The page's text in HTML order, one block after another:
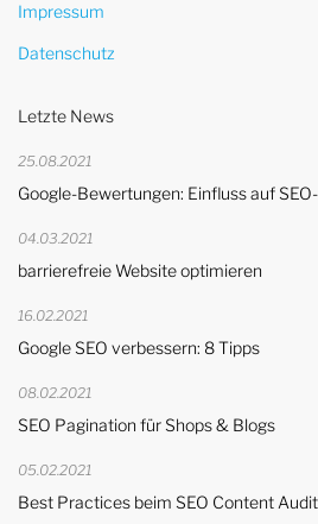
Impressum
Datenschutz
Letzte News
25.08.2021
Google-Bewertungen: Einfluss auf
04.03.2021
barrierefreie Website optimieren
16.02.2021
Google SEO verbessern: 8 Tipps
08.02.2021
SEO Pagination für Shops & Blogs
05.02.2021
Best Practices beim SEO Content Audit